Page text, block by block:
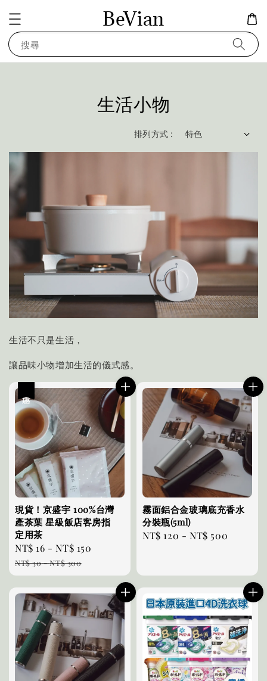
BeVian
搜尋
生活小物
排列方式 :
生活不只是生活，
讓品味小物增加生活的儀式感。
現貨！京盛宇 100%台灣
產茶葉 星級飯店客房指
定用茶
Sale
price
NT$ 16 -NT$ 150
NT$ 30-NT$ 300
霧面鋁合金玻璃底充香水
分裝瓶(5ml)
Regular
NT$ 120 -NT$ 500